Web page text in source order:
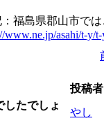
福島県郡山市で
www.ne.jp/asahi/t-y/
投稿者
したでしょ
やし